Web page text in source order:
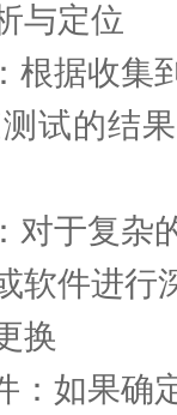
定位
据收集
试的结
于复杂
软件进行
换
如果确